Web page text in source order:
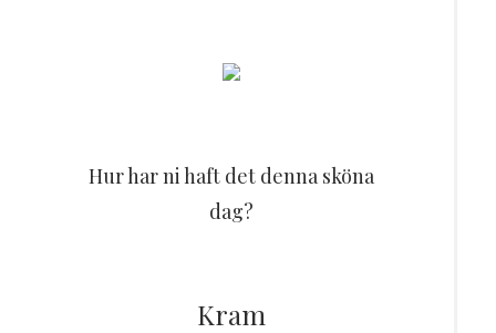
Hur har ni haft det denna sköna
dag?
Kram